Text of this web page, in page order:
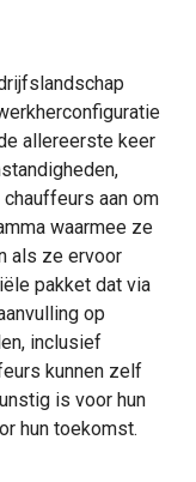
allereerste keer
aan om
waarmee ze
als ze ervoor
pakket dat via
op
inclusief
kunnen zelf
is voor hun
hun toekomst.